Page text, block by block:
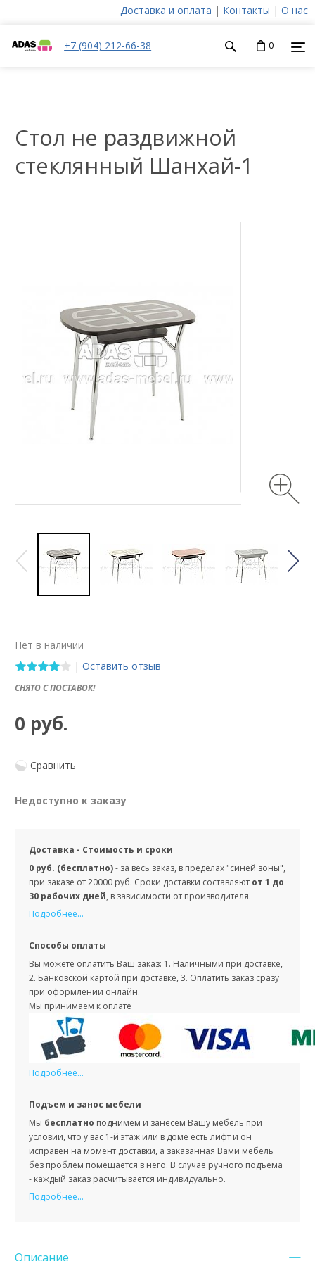
Доставка и оплата | Контакты | О нас
+7 (904) 212-66-38 0
Стол не раздвижной
стеклянный Шанхай-1
Нет в наличии
| Оставить отзыв
СНЯТО С ПОСТАВОК!
0 руб.
Сравнить
Недоступно к заказу
Доставка - Стоимость и сроки
0 руб. (бесплатно)- за весь заказ, в пределах "синей зоны",
при заказе от 20000 руб. Сроки доставки составляют от 1 до
30 рабочих дней, в зависимости от производителя.
Подробнее...
Способы оплаты
Вы можете оплатить Ваш заказ: 1. Наличными при доставке,
2. Банковской картой при доставке, 3. Оплатить заказ сразу
при оформлении онлайн.
Мы принимаем к оплате
Подробнее...
Подъем и занос мебели
Мы бесплатно поднимем и занесем Вашу мебель при
условии, что у вас 1-й этаж или в доме есть лифт и он
исправен на момент доставки, а заказанная Вами мебель
без проблем помещается в него. В случае ручного подъема
- каждый заказ расчитывается индивидуально.
Подробнее...
Описание